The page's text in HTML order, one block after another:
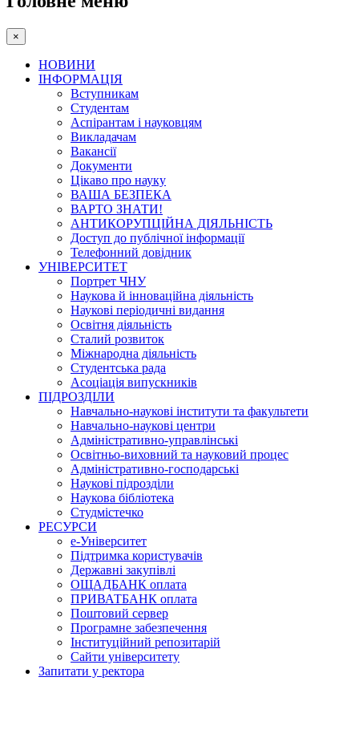
×
НОВИНИ
ІНФОРМАЦІЯ
Вступникам
Студентам
Аспірантам і науковцям
Викладачам
Вакансії
Документи
Цікаво про науку
ВАША БЕЗПЕКА
ВАРТО ЗНАТИ!
АНТИКОРУПЦІЙНА ДІЯЛЬНІСТЬ
Доступ до публічної інформації
Телефонний довідник
УНІВЕРСИТЕТ
Портрет ЧНУ
Наукова й інноваційна діяльність
Наукові періодичні видання
Освітня діяльність
Сталий розвиток
Міжнародна діяльність
Студентська рада
Асоціація випускників
ПІДРОЗДІЛИ
Навчально-наукові інститути та факультети
Навчально-наукові центри
Адміністративно-управлінські
Освітньо-виховний та науковий процес
Адміністративно-господарські
Наукові підрозділи
Наукова бібліотека
Студмістечко
РЕСУРСИ
е-Університет
Підтримка користувачів
Державні закупівлі
ОЩАДБАНК оплата
ПРИВАТБАНК оплата
Поштовий сервер
Програмне забезпечення
Інституційний репозитарій
Сайти університету
Запитати у ректора